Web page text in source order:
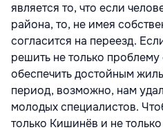
является то, что если
района, то, не имея
согласится на переезд.
решить не только
обеспечить достойным
период, возможно, нам
молодых специалистов.
только Кишинёв и не